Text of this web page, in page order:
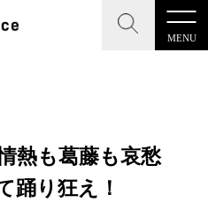
MENU
CLOSE
CLOSE
楽特化メディア
熱も葛藤も哀愁
踊り狂え！